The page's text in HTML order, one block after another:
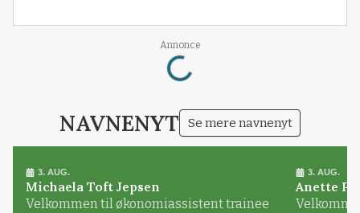
Annonce
Loading...
NAVNENYT Se mere navnenyt
3. AUG.
Michaela Toft Jepsen
Velkommen til økonomiassistent trainee
3. AUG.
Anette